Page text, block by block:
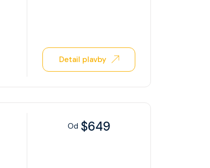
Detail plavby
Od $649